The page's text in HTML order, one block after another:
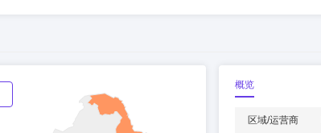
概览
区域/运营商